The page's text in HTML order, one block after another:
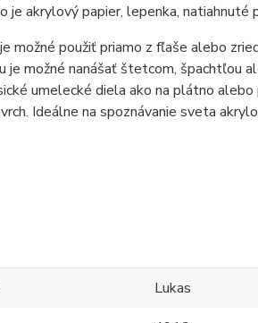
je akrylový papier, lepenka,
možné použiť priamo z fľaše alebo
je možné nanášať štetcom, špachtľou
umelecké diela ako na plátno alebo
Ideálne na spoznávanie sveta
Lukas